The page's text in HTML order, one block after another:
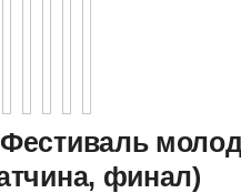
финал)